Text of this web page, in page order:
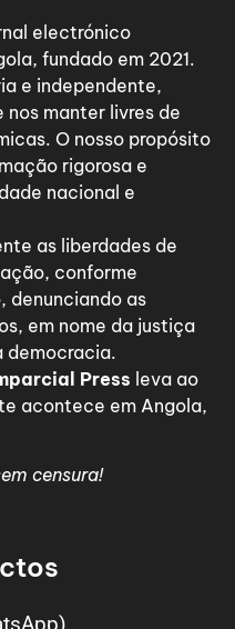
electrónico
fundado em 2021.
e independente,
nos manter livres de
O nosso propósito
rigorosa e
nacional e
as liberdades de
conforme
denunciando as
em nome da justiça
democracia.
Press leva ao
acontece em Angola,
censura!